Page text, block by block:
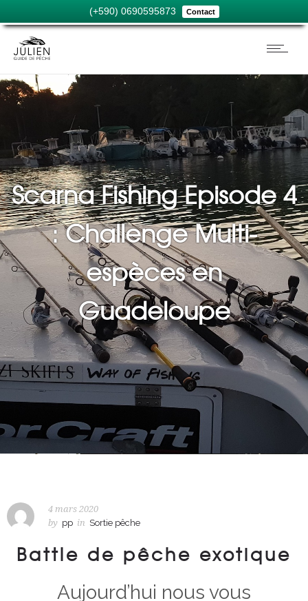
(+590) 0690595873 Contact
Scarna Fishing Episode 4
: Challenge Multi-
espèces en
Guadeloupe
4 mars 2020
by pp in Sortie pêche
Battle de pêche exotique
Aujourd’hui nous vous